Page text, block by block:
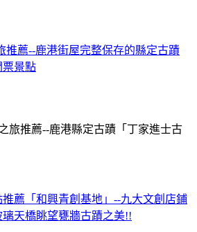
推薦--鹿港街屋完整保存的縣定古蹟
票景點
推薦--鹿港縣定古蹟「丁家進士古
推薦「和興青創基地」--九大文創店鋪
天橋眺望甕牆古蹟之美!!